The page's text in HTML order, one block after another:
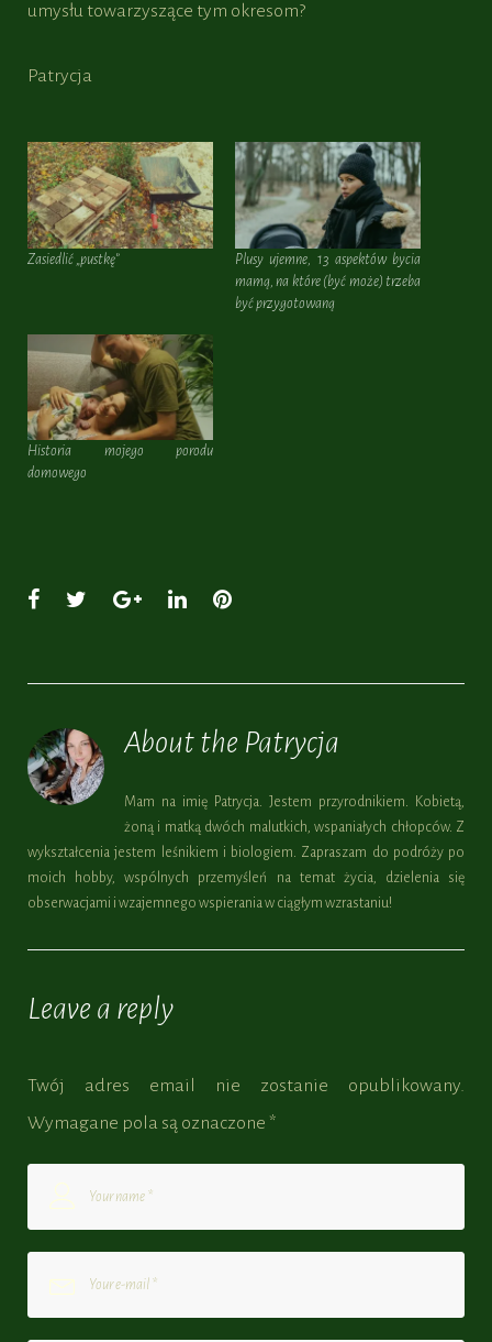
umysłu towarzyszące tym okresom?
Patrycja
Zasiedlić „pustkę”
Plusy ujemne, 13 aspektów bycia
mamą, na które (być może) trzeba
być przygotowaną
Historia mojego porodu
domowego
FacebookTwitterGoogle+LinkedInPinterest
About the Patrycja
Mam na imię Patrycja. Jestem przyrodnikiem. Kobietą,
żoną i matką dwóch malutkich, wspaniałych chłopców. Z
wykształcenia jestem leśnikiem i biologiem. Zapraszam do podróży po
moich hobby, wspólnych przemyśleń na temat życia, dzielenia się
obserwacjami i wzajemnego wspierania w ciągłym wzrastaniu!
Leave a reply
Twój adres email nie zostanie opublikowany.
Wymagane pola są oznaczone *